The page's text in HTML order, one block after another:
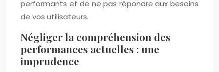
performants et de ne pas répondre aux besoins
de vos utilisateurs.
Négliger la compréhension des
performances actuelles : une
imprudence